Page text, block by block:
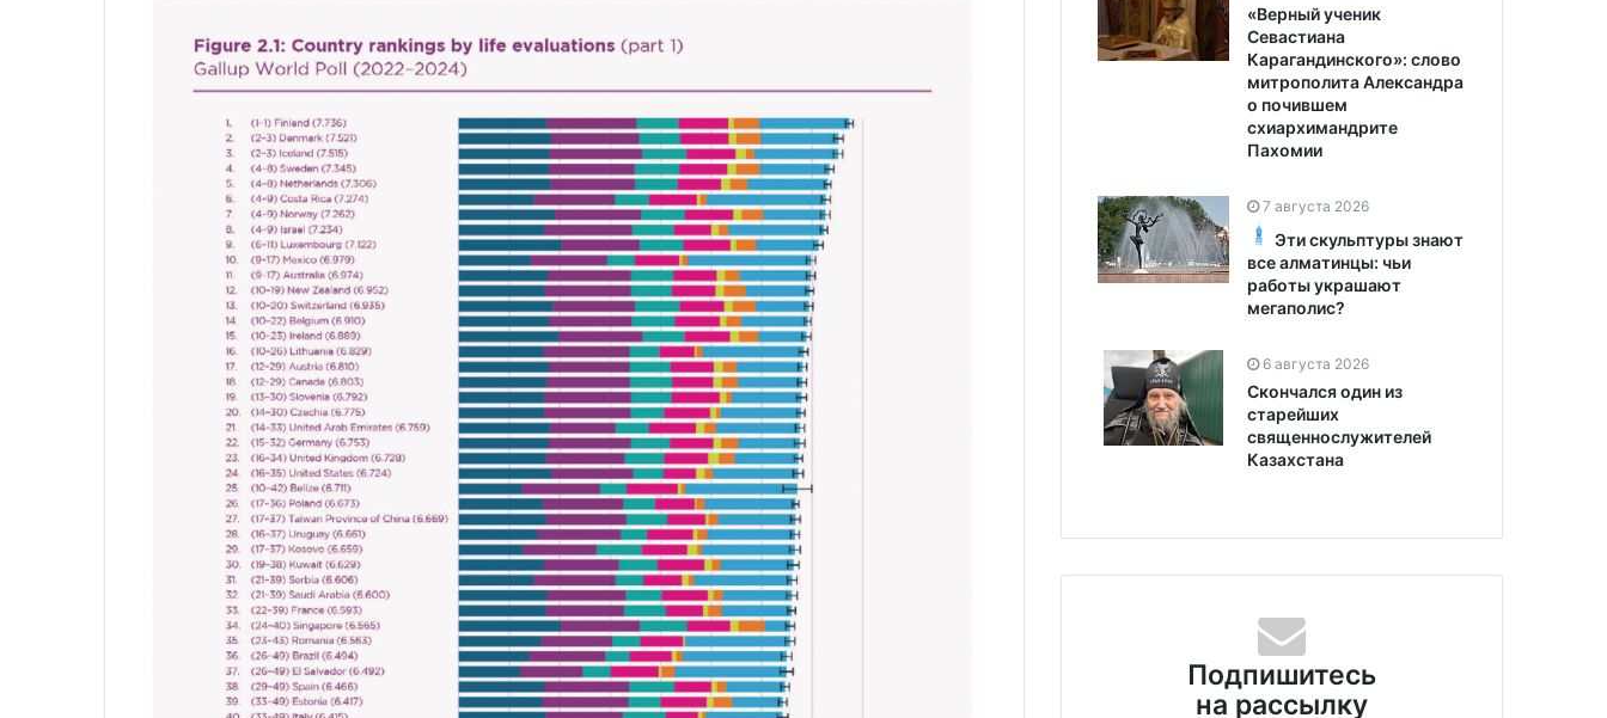
«Верный ученик
Севастиана
Карагандинского»: слово
митрополита Александра
о почившем
схиархимандрите
Пахомии
7 августа 2026
Эти скульптуры знают
все алматинцы: чьи
работы украшают
мегаполис?
6 августа 2026
Скончался один из
старейших
священнослужителей
Казахстана
Подпишитесь
на рассылку